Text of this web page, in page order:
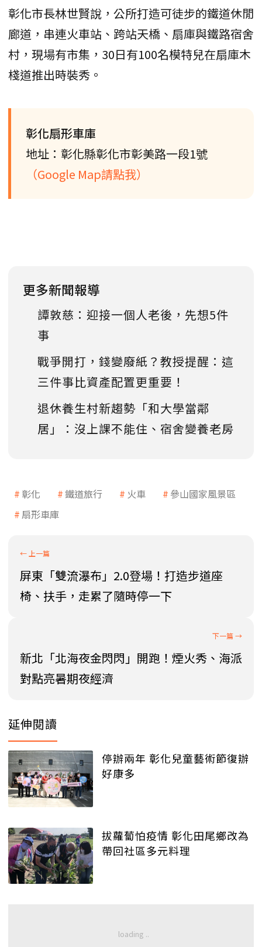
彰化市長林世賢說，公所打造可徒步的鐵道休閒
廊道，串連火車站、跨站天橋、扇庫與鐵路宿舍
村，現場有市集，30日有100名模特兒在扇庫木
棧道推出時裝秀。
彰化扇形車庫
地址：彰化縣彰化市彰美路一段1號
（Google Map請點我）
更多新聞報導
譚敦慈：迎接一個人老後，先想5件
事
戰爭開打，錢變廢紙？教授提醒：這
三件事比資產配置更重要！
退休養生村新趨勢「和大學當鄰
居」：沒上課不能住、宿舍變養老房
彰化 鐵道旅行 火車
參山國家風景區
扇形車庫
屏東「雙流瀑布」2.0登場！打造步道座
椅、扶手，走累了隨時停一下
新北「北海夜金閃閃」開跑！煙火秀、海派
對點亮暑期夜經濟
延伸閱讀
停辦兩年 彰化兒童藝術節復辦
好康多
拔蘿蔔怕疫情 彰化田尾鄉改為
帶回社區多元料理